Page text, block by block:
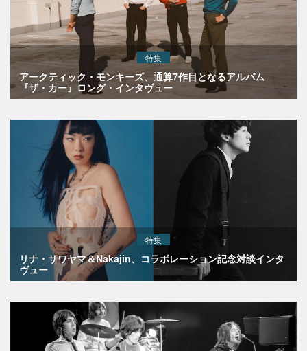
特集
アークティック・モンキーズ、通算7作目となるアルバム
『ザ・カー』ロング・インタヴュー
特集
リナ・サワヤマ＆Nakajin、コラボレーション記念対談インタ
ヴュー